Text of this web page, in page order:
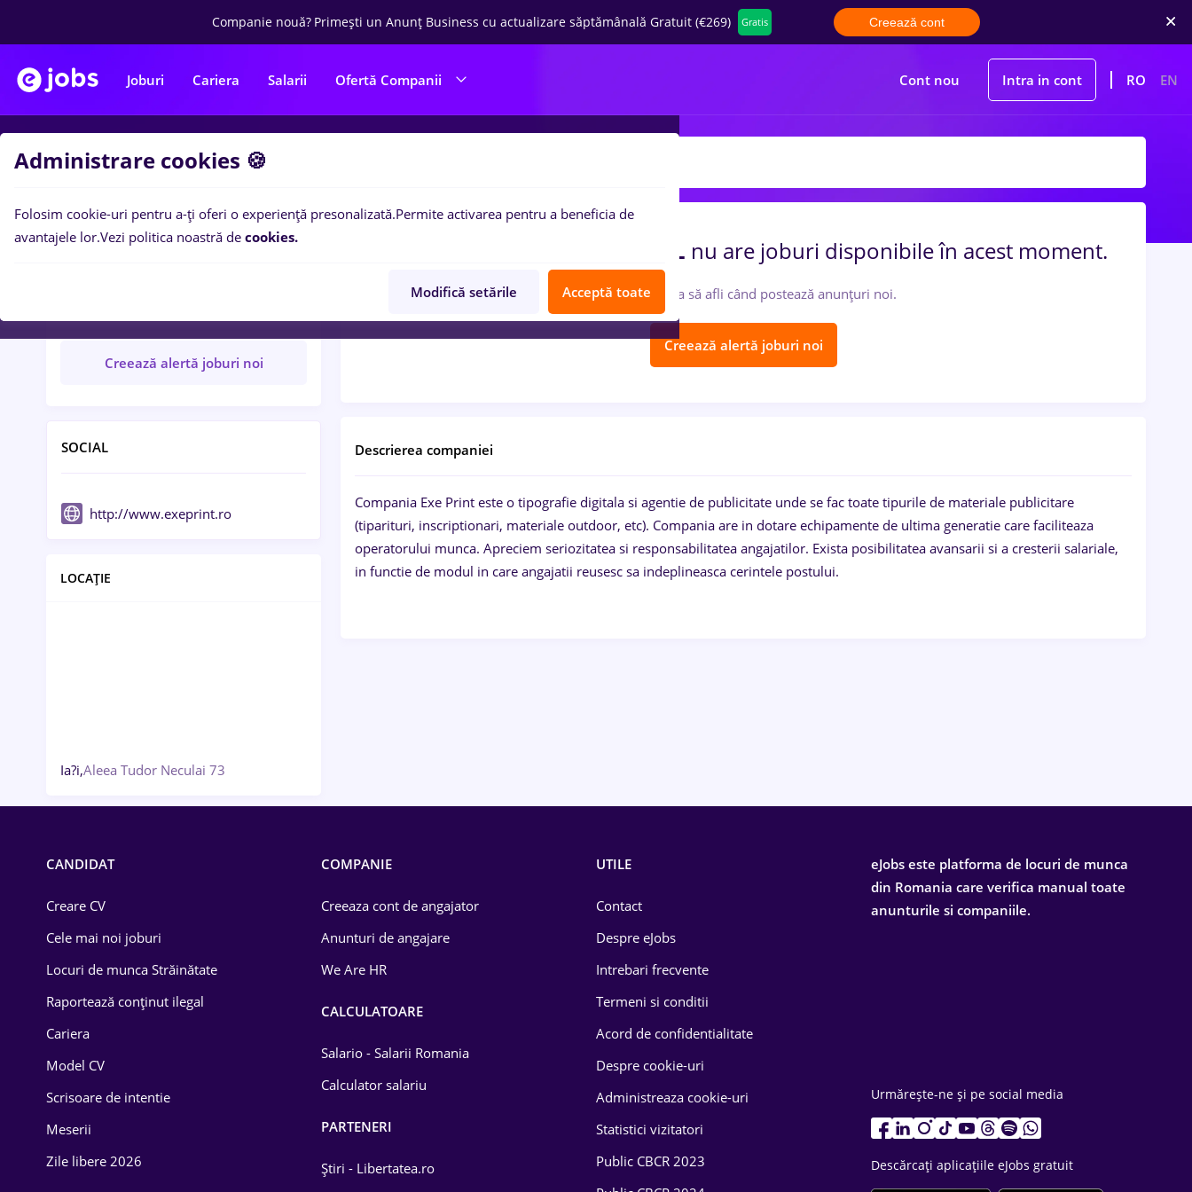
Companie nouă? Primești un Anunț Business cu actualizare săptămânală Gratuit (€269) Gratis Creează cont
Joburi Cariera Salarii Ofertă Companii Cont nou Intra in cont RO EN
Creează alertă joburi noi
SOCIAL
http://www.exeprint.ro
LOCAȚIE
Ia?i,Aleea Tudor Neculai 73
HAPPY CENTER SRL nu are joburi disponibile în acest moment.
Urmărește-o ca să afli când postează anunțuri noi.
Creează alertă joburi noi
Descrierea companiei
Compania Exe Print este o tipografie digitala si agentie de publicitate unde se fac toate tipurile de materiale publicitare
(tiparituri, inscriptionari, materiale outdoor, etc). Compania are in dotare echipamente de ultima generatie care faciliteaza
operatorului munca. Apreciem seriozitatea si responsabilitatea angajatilor. Exista posibilitatea avansarii si a cresterii salariale,
in functie de modul in care angajatii reusesc sa indeplineasca cerintele postului.
CANDIDAT
Creare CV
Cele mai noi joburi
Locuri de munca Străinătate
Raportează conținut ilegal
Cariera
Model CV
Scrisoare de intentie
Meserii
Zile libere 2026
COMPANIE
Creeaza cont de angajator
Anunturi de angajare
We Are HR
CALCULATOARE
Salario - Salarii Romania
Calculator salariu
PARTENERI
Știri - Libertatea.ro
UTILE
Contact
Despre eJobs
Intrebari frecvente
Termeni si conditii
Acord de confidentialitate
Despre cookie-uri
Administreaza cookie-uri
Statistici vizitatori
Public CBCR 2023
eJobs este platforma de locuri de munca
din Romania care verifica manual toate
anunturile si companiile.
Urmărește-ne și pe social media
Descărcați aplicațiile eJobs gratuit
Administrare cookies 🍪
Folosim cookie-uri pentru a-ți oferi o experiență presonalizată.Permite activarea pentru a beneficia de
avantajele lor.Vezi politica noastră de cookies.
Modifică setările Acceptă toate